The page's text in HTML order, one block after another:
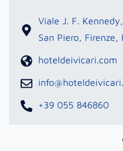
Viale J. F.
San Piero, Firenze,
hoteldeivicari.com
+39 055 846860